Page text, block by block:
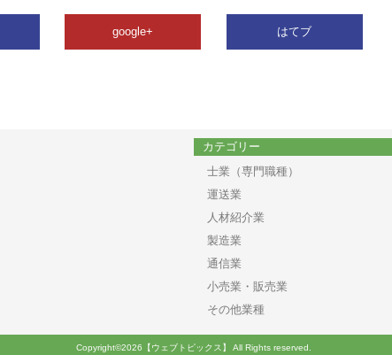
google+ はてブ
カテゴリー
士業（専門職種）
運送業
人材紹介業
製造業
通信業
小売業・販売業
その他業種
Copyright©2026【ウェブトピックス】 All Rights reserved.